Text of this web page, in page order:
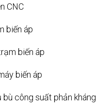
CNC
biến áp
biến áp
biến áp
bù công suất phản kháng